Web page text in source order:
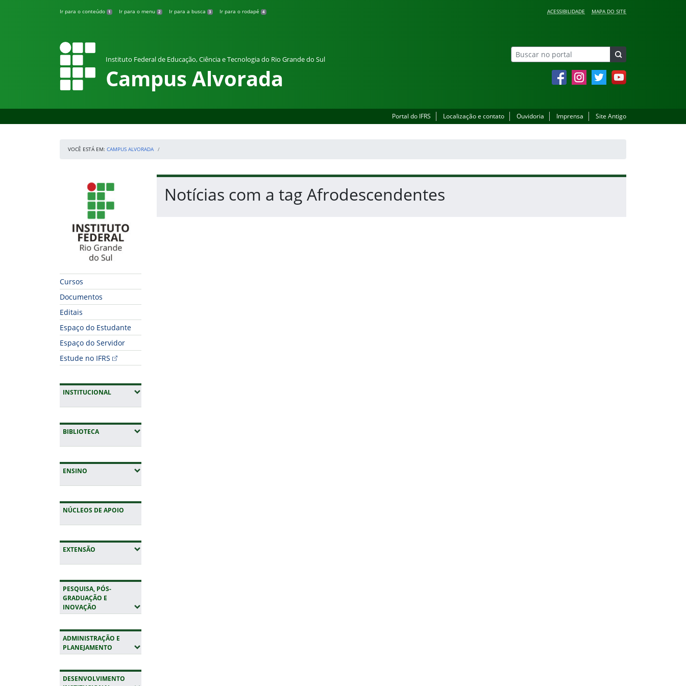
Ir para o conteúdo 1 Ir para o menu 2 Ir para a busca 3 Ir para o rodapé 4 ACESSIBILIDADE MAPA DO SITE
Instituto Federal de Educação, Ciência e Tecnologia do Rio Grande do Sul
Campus Alvorada FacebookInstagramTwitter YouTube
Portal do IFRS Localização e contato Ouvidoria Imprensa Site Antigo
VOCÊ ESTÁ EM: CAMPUS ALVORADA
Início da navegação
Cursos
Documentos
Editais
Espaço do Estudante
Espaço do Servidor
Estude no IFRS
INSTITUCIONAL(EXPANDIR SUBMENUS)
BIBLIOTECA(EXPANDIR SUBMENUS)
ENSINO (EXPANDIR SUBMENUS)
NÚCLEOS DE APOIO
EXTENSÃO (EXPANDIR SUBMENUS)
PESQUISA, PÓS-
GRADUAÇÃO E
INOVAÇÃO (EXPANDIR SUBMENUS)
ADMINISTRAÇÃO E
PLANEJAMENTO (EXPANDIR SUBMENUS)
DESENVOLVIMENTO
Início do conteúdo
Notícias com a tag Afrodescendentes